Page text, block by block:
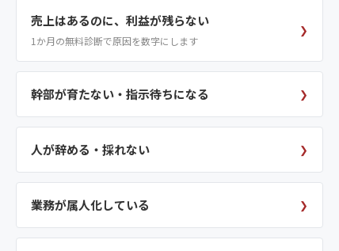
売上はあるのに、利益が残らない
1か月の無料診断で原因を数字にします
❯
幹部が育たない・指示待ちになる ❯
人が辞める・採れない ❯
業務が属人化している ❯